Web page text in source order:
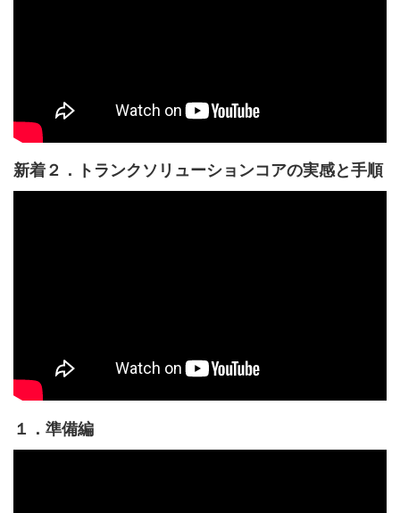
新着２．トランクソリューションコアの実感と手順
１．準備編